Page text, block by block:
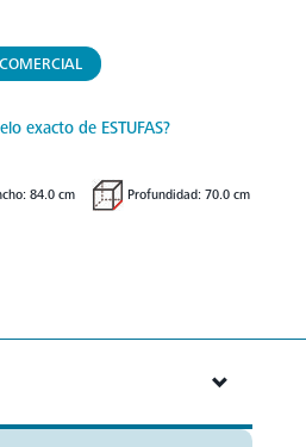
exacto de ESTUFAS?
84.0 cm Profundidad: 70.0 cm